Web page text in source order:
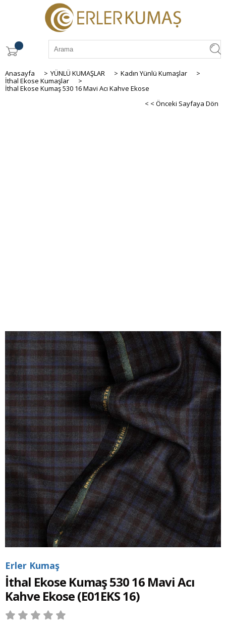
Anasayfa > YÜNLÜ KUMAŞLAR > Kadın Yünlü Kumaşlar
>
İthal Ekose Kumaşlar
>
İthal Ekose Kumaş 530 16 Mavi Acı Kahve Ekose
< < Önceki Sayfaya Dön
Erler Kumaş
İthal Ekose Kumaş 530 16 Mavi Acı
Kahve Ekose(E01EKS 16)